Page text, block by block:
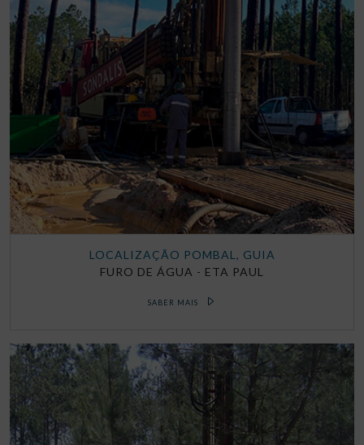
LOCALIZAÇÃO POMBAL, GUIA
FURO DE ÁGUA - ETA PAUL
SABER MAIS